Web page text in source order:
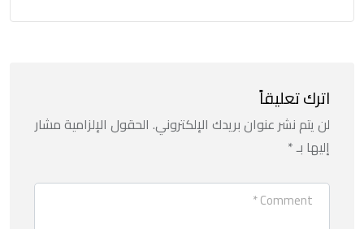
اترك تعليقاً
لن يتم نشر عنوان بريدك الإلكتروني. الحقول الإلزامية مشار
إليها بـ*